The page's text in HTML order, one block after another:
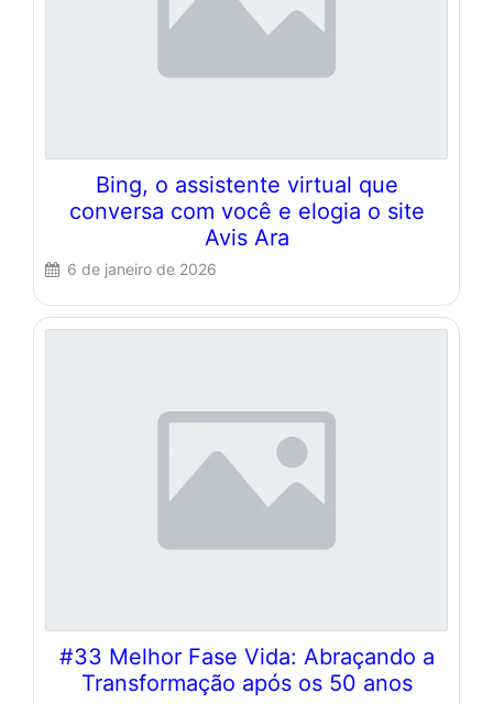
Bing, o assistente virtual que
conversa com você e elogia o site
Avis Ara
6 de janeiro de 2026
#33 Melhor Fase Vida: Abraçando a
Transformação após os 50 anos